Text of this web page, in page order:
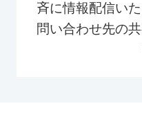
斉に情報配信い
問い合わせ先の